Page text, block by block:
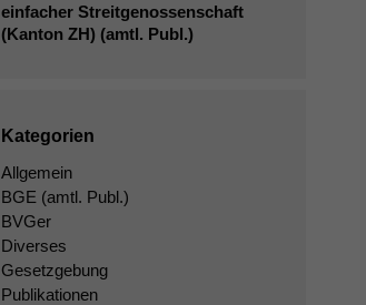
einfacher Streitgenossenschaft
(Kanton ZH) (amtl. Publ.)
Kategorien
Allgemein
BGE (amtl. Publ.)
BVGer
Diverses
Gesetzgebung
Publikationen